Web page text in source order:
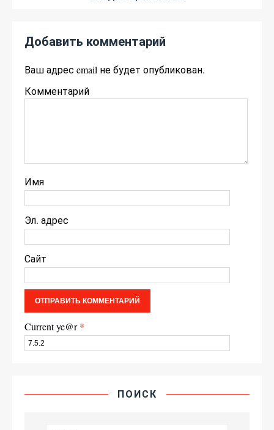
Добавить комментарий
Ваш адрес email не будет опубликован.
Комментарий
Имя
Эл. адрес
Сайт
Current ye@r*
ПОИСК